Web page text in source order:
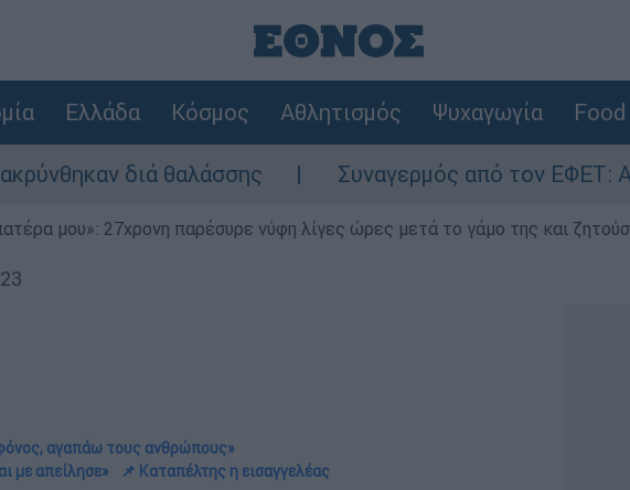
Ελλάδα Κόσμος Αθλητισμός Ψυχαγωγία
θαλάσσης Συναγερμός από τον ΕΦΕΤ: Ανακαλείται
μου»: 27χρονη παρέσυρε νύφη λίγες ώρες μετά το γάμο της και
αγαπάω τους ανθρώπους»
με απείλησε»
📌 Καταπέλτης η εισαγγελέας